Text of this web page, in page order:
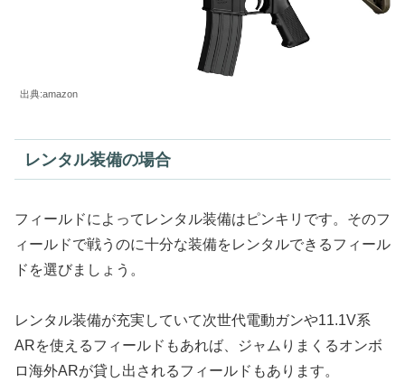
出典:amazon
レンタル装備の場合
フィールドによってレンタル装備はピンキリです。そのフ
ィールドで戦うのに十分な装備をレンタルできるフィール
ドを選びましょう。
レンタル装備が充実していて次世代電動ガンや11.1V系
ARを使えるフィールドもあれば、ジャムりまくるオンボ
ロ海外ARが貸し出されるフィールドもあります。